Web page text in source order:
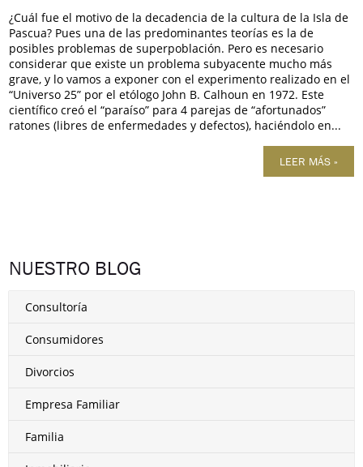
¿Cuál fue el motivo de la decadencia de la cultura de la Isla de
Pascua? Pues una de las predominantes teorías es la de
posibles problemas de superpoblación. Pero es necesario
considerar que existe un problema subyacente mucho más
grave, y lo vamos a exponer con el experimento realizado en el
“Universo 25” por el etólogo John B. Calhoun en 1972. Este
científico creó el “paraíso” para 4 parejas de “afortunados”
ratones (libres de enfermedades y defectos), haciéndolo en...
LEER MÁS »
NUESTRO BLOG
Consultoría
Consumidores
Divorcios
Empresa Familiar
Familia